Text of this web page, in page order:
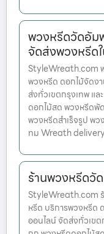
พวงหรีดวัดอัม
จัดส่งพวงหรีด
StyleWreath.com
พวงหรีด ดอกไม้จัดง
ส่งทั่วเขตกรุงเทพ แ
ดอกไม้สด พวงหรีดพั
พวงหรีดสำเร็จรูป พ
ทม Wreath
ร้านพวงหรีดวั
StyleWreath.com
หรีด บริการพวงหรีด
ออนไลน์ จัดส่งทั่วเข